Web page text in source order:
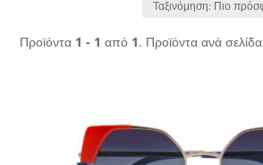
Προϊόντα 1 - 1 από 1. Προϊόντα ανά σελίδα